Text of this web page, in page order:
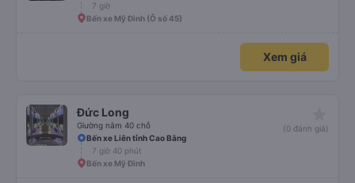
7 giờ
Bến xe Mỹ Đình (Ô số 45)
Xem giá
Đức Long
Giường nằm 40 chỗ
(0 đánh giá)
Bến xe Liên tỉnh Cao Bằng
7 giờ 40 phút
Bến xe Mỹ Đình